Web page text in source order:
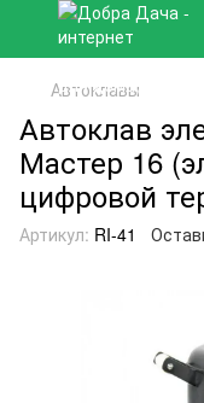
Автоклавы
Автоклав
Мастер 16
цифровой
Артикул: RI-41